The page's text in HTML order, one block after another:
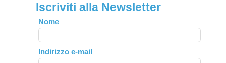
Iscriviti alla Newsletter
Leave
this
field
blank
Nome
Indirizzo e-mail